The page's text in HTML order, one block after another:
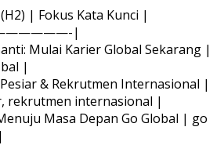
| Fokus Kata Kunci |
|
Mulai Karier Global Sekarang |
|
& Rekrutmen Internasional |
rekrutmen internasional |
Masa Depan Go Global | go